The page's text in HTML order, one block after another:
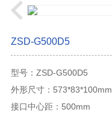
ZSD-G500D5
型号：ZSD-G500D5
外形尺寸：573*83*100mm
接口中心距：500mm